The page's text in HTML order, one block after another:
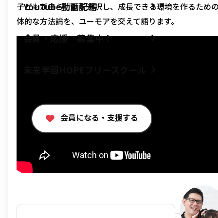
YouTube動画配信
会員・応援 募集中！
会員になる・支援する
子どもが自ら行動を選択し、成長できる環境を作るため
体的な方法論を、ユーモアを交えて語ります。